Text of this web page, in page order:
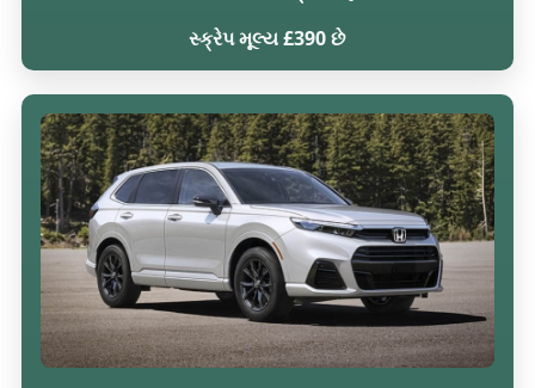
સ્ક્રેપ મૂલ્ય £390 છે